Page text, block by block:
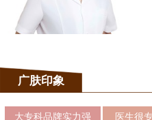
广肤印象
大专科品牌实力强 医生很